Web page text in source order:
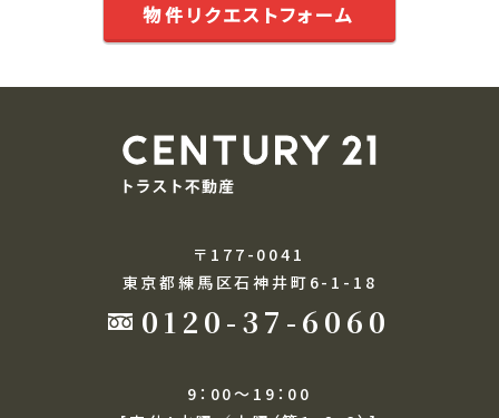
物件リクエストフォーム
〒177-0041
東京都練馬区石神井町6-1-18
0120-37-6060
9：00～19：00